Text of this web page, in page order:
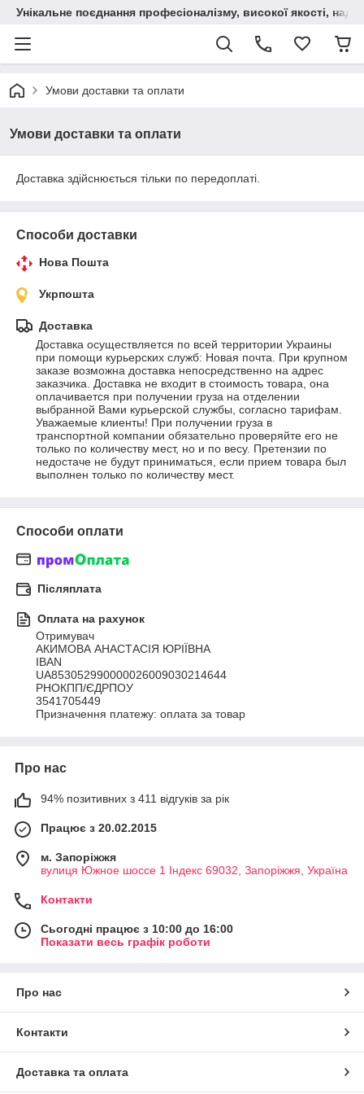
Унікальне поєднання професіоналізму, високої якості,
Умови доставки та оплати
Умови доставки та оплати
Доставка здійснюється тільки по передоплаті.
Способи доставки
Нова Пошта
Укрпошта
Доставка
Доставка осуществляется по всей территории Украины
при помощи курьерских служб: Новая почта. При крупном
заказе возможна доставка непосредственно на адрес
заказчика. Доставка не входит в стоимость товара, она
оплачивается при получении груза на отделении
выбранной Вами курьерской службы, согласно тарифам.
Уважаемые клиенты! При получении груза в
транспортной компании обязательно проверяйте его не
только по количеству мест, но и по весу. Претензии по
недостаче не будут приниматься, если прием товара был
выполнен только по количеству мест.
Способи оплати
Післяплата
Оплата на рахунок
Отримувач
АКИМОВА АНАСТАСІЯ ЮРІЇВНА
IBAN
UA853052990000026009030214644
РНОКПП/ЄДРПОУ
3541705449
Призначення платежу: оплата за товар
Про нас
94% позитивних з 411 відгуків за рік
Працює з 20.02.2015
м. Запоріжжя
вулиця Южное шоссе 1 Індекс 69032, Запоріжжя, Україна
Контакти
Сьогодні працює з 10:00 до 16:00
Показати весь графік роботи
Про нас
Контакти
Доставка та оплата